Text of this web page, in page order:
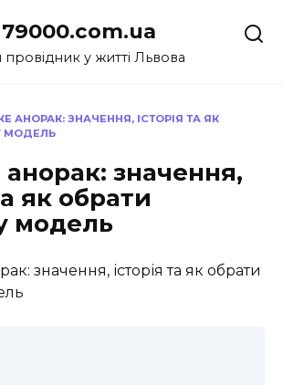
79000.com.ua
у житті Львова
АНОРАК: ЗНАЧЕННЯ, ІСТОРІЯ ТА ЯК
МОДЕЛЬ
значення,
як обрати
модель